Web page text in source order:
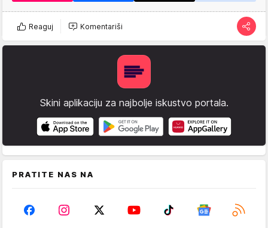
Reaguj Komentariši
Skini aplikaciju za najbolje iskustvo portala.
PRATITE NAS NA